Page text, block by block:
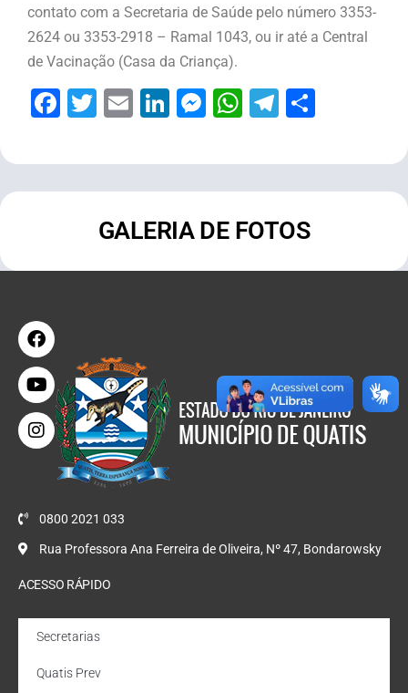
contato com a Secretaria de Saúde pelo número 3353-
2624 ou 3353-2918 – Ramal 1043, ou ir até a Central
de Vacinação (Casa da Criança).
Facebook
Twitter
EmailLinkedIn
Messenger
WhatsApp
Telegram
GALERIA DE FOTOS
0800 2021 033
Rua Professora Ana Ferreira de Oliveira, Nº 47, Bondarowsky
ACESSO RÁPIDO
Secretarias
Quatis Prev